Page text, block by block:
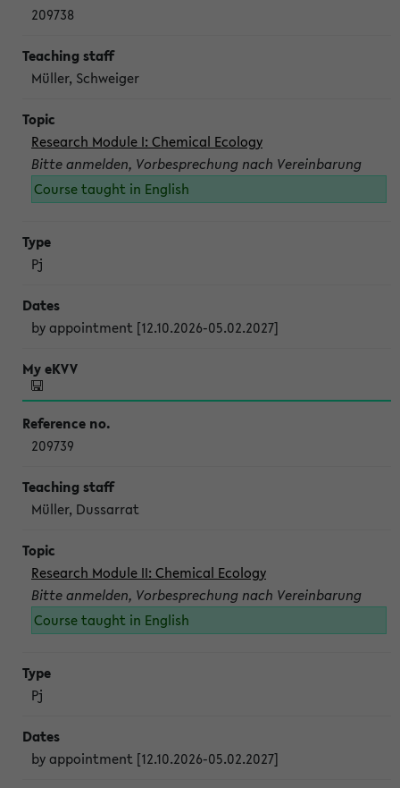
209738
Müller, Schweiger
Research Module I: Chemical Ecology
Bitte anmelden, Vorbesprechung nach Vereinbarung
Course taught in English
Pj
by appointment [12.10.2026-05.02.2027]
209739
Müller, Dussarrat
Research Module II: Chemical Ecology
Bitte anmelden, Vorbesprechung nach Vereinbarung
Course taught in English
Pj
by appointment [12.10.2026-05.02.2027]